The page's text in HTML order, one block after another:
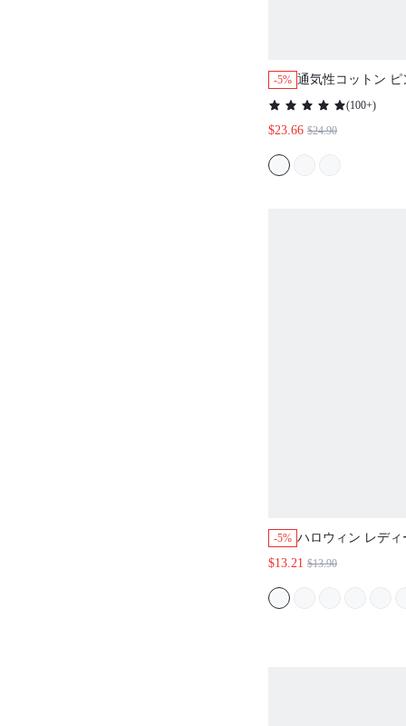
-5% 通気性コットン
インナー 半袖ボ
&ショーツ エア
ア かわいいパジ
快適なホームウェ
(100+)
$23.66 $24.90
-5% ハロウィン レデ
ズ ブラック セク
イトドレス ラン
ドレス コットン
$13.21 $13.90